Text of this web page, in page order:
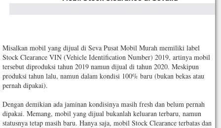
Misalkan mobil yang dijual di Seva Pusat Mobil Murah memiliki label
Stock Clearance VIN (Vehicle Identification Number) 2019, artinya mobil
tersebut diproduksi tahun 2019 namun dijual di tahun 2020. Meskipun
produksi tahun lalu, namun dalam kondisi 100% baru (bukan bekas atau
pernah dipakai).
Dengan demikian ada jaminan kondisinya masih fresh dan belum pernah
dipakai. Memang, mobil yang dijual bukanlah keluaran terbaru, namun
statusnya tetap masih baru. Hanya saja, mobil Stock Clearance terbatas dan